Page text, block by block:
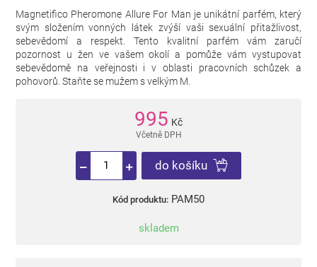
Magnetifico Pheromone Allure For Man je unikátní parfém, který
svým složením vonných látek zvýší vaši sexuální přitažlivost,
sebevědomí a respekt. Tento kvalitní parfém vám zaručí
pozornost u žen ve vašem okolí a pomůže vám vystupovat
sebevědomě na veřejnosti i v oblasti pracovních schůzek a
pohovorů. Staňte se mužem s velkým M.
995 Kč
Včetně DPH
do košíku
Kód produktu: PAM50
skladem